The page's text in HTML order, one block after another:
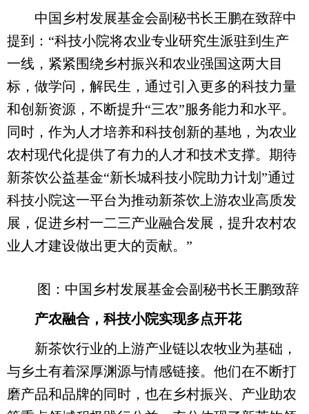
中国乡村发展基金会副秘书长王鹏在致辞中
提到：“科技小院将农业专业研究生派驻到生产
一线，紧紧围绕乡村振兴和农业强国这两大目
标，做学问，解民生，通过引入更多的科技力量
和创新资源，不断提升“三农”服务能力和水平。
同时，作为人才培养和科技创新的基地，为农业
农村现代化提供了有力的人才和技术支撑。期待
新茶饮公益基金“新长城科技小院助力计划”通过
科技小院这一平台为推动新茶饮上游农业高质发
展，促进乡村一二三产业融合发展，提升农村农
业人才建设做出更大的贡献。”
图：中国乡村发展基金会副秘书长王鹏致辞
产农融合，科技小院实现多点开花
新茶饮行业的上游产业链以农牧业为基础，
与乡土有着深厚渊源与情感链接。他们在不断打
磨产品和品牌的同时，也在乡村振兴、产业助农